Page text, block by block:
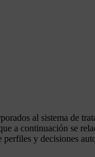
al sistema de
continuación se
y decisiones